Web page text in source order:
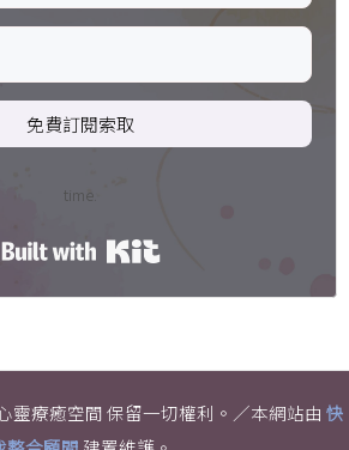
免費訂閱索取
time.
靈療癒空間 保留一切權利。／本網站由 快